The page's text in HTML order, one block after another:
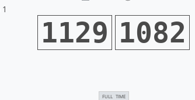
1129 1082
FULL TIME